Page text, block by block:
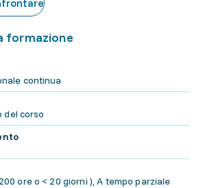
formazione
continua
corso
ore o < 20 giorni ), A tempo parziale